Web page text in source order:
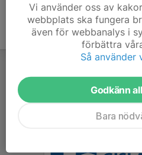
Vi använder oss av
webbplats ska fungera
även för webbanalys i
förbättra
Så använder
Godkänn
Bara